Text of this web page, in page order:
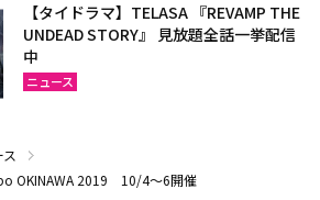
【タイドラマ】TELASA 『REVAMP THE
UNDEAD STORY』 見放題全話一挙配信
中
ニュース
OKINAWA 2019 10/4～6開催